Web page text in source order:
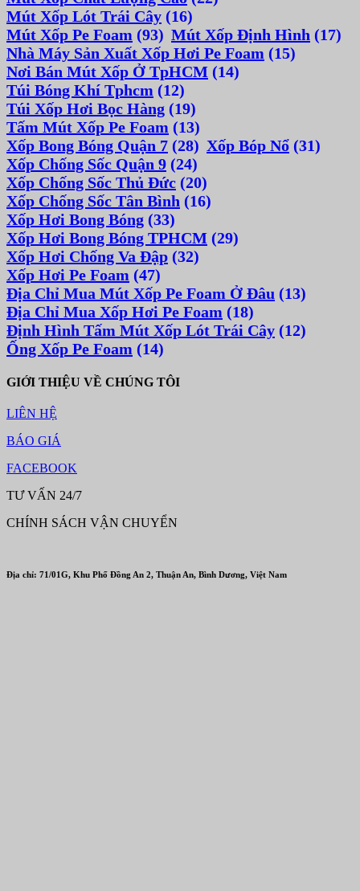
Mút Xốp Lót Trái Cây (16)
Mút Xốp Pe Foam (93) Mút Xốp Định Hình (17)
Nhà Máy Sản Xuất Xốp Hơi Pe Foam (15)
Nơi Bán Mút Xốp Ở TpHCM (14)
Túi Bóng Khí Tphcm (12)
Túi Xốp Hơi Bọc Hàng (19)
Tấm Mút Xốp Pe Foam (13)
Xốp Bong Bóng Quận 7 (28) Xốp Bóp Nổ (31)
Xốp Chống Sốc Quận 9 (24)
Xốp Chống Sốc Thủ Đức (20)
Xốp Chống Sốc Tân Bình (16)
Xốp Hơi Bong Bóng (33)
Xốp Hơi Bong Bóng TPHCM (29)
Xốp Hơi Chống Va Đập (32)
Xốp Hơi Pe Foam (47)
Địa Chỉ Mua Mút Xốp Pe Foam Ở Đâu (13)
Địa Chỉ Mua Xốp Hơi Pe Foam (18)
Định Hình Tấm Mút Xốp Lót Trái Cây (12)
Ống Xốp Pe Foam (14)
GIỚI THIỆU VỀ CHÚNG TÔI
LIÊN HỆ
BÁO GIÁ
FACEBOOK
TƯ VẤN 24/7
CHÍNH SÁCH VẬN CHUYỂN
Địa chỉ: 71/01G, Khu Phố Đồng An 2, Thuận An, Bình Dương, Việt Nam